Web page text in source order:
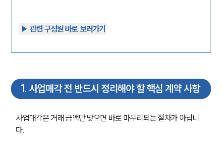
▶︎ 관련 구성원 바로 보러가기
1 . 사업매각 전 반드시 정리해야 할 핵심 계약 사항
사업매각은 거래 금액만 맞으면 바로 마무리되는 절차가 아닙니
다.